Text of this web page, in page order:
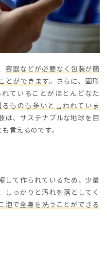
容器などが必要なく包装が簡
とができます。さらに、固形
ていることがほとんどなた
ものも多いと言われていま
は、サステナブルな地球を目
言えるのです。
して作られているため、少量
しっかりと汚れを落としてく
泡で全身を洗うことができる